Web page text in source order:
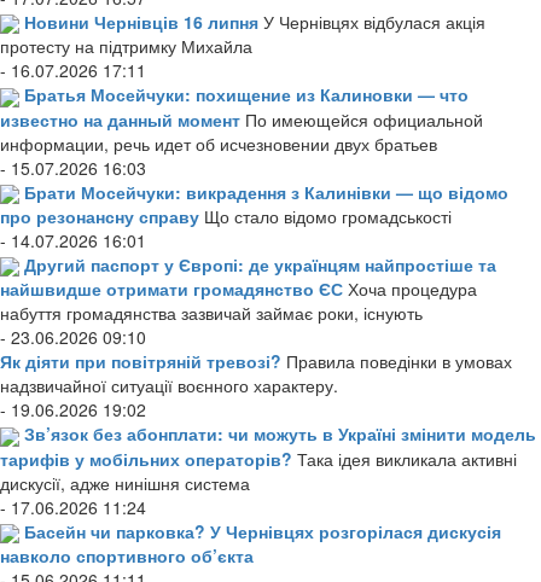
Новини Чернівців 16 липня У Чернівцях відбулася акція
протесту на підтримку Михайла
- 16.07.2026 17:11
Братья Мосейчуки: похищение из Калиновки — что
известно на данный момент По имеющейся официальной
информации, речь идет об исчезновении двух братьев
- 15.07.2026 16:03
Брати Мосейчуки: викрадення з Калинівки — що відомо
про резонансну справу Що стало відомо громадськості
- 14.07.2026 16:01
Другий паспорт у Європі: де українцям найпростіше та
найшвидше отримати громадянство ЄС Хоча процедура
набуття громадянства зазвичай займає роки, існують
- 23.06.2026 09:10
Як діяти при повітряній тревозі? Правила поведінки в умовах
надзвичайної ситуації воєнного характеру.
- 19.06.2026 19:02
Зв’язок без абонплати: чи можуть в Україні змінити модель
тарифів у мобільних операторів? Така ідея викликала активні
дискусії, адже нинішня система
- 17.06.2026 11:24
Басейн чи парковка? У Чернівцях розгорілася дискусія
навколо спортивного об’єкта